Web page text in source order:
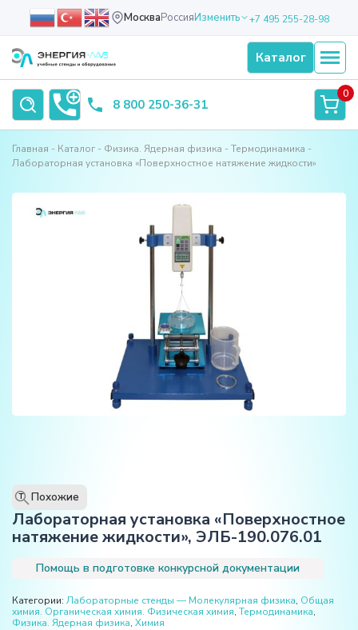
МоскваРоссияИзменить +7 495 255-28-98
Каталог
8 800 250-36-31
0
Главная Каталог Физика. Ядерная физика
Термодинамика
Лабораторная установка «Поверхностное натяжение жидкости»
T Похожие
Лабораторная установка «Поверхностное
натяжение жидкости», ЭЛБ-190.076.01
Помощь в подготовке конкурсной документации
Категории: Лабораторные стенды — Молекулярная физика, Общая
химия. Органическая химия. Физическая химия, Термодинамика,
Физика. Ядерная физика, Химия